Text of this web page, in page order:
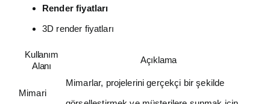
Render fiyatları
3D render fiyatları
Kullanım
Alanı
Açıklama
Mimari
Mimarlar, projelerini gerçekçi bir şekilde